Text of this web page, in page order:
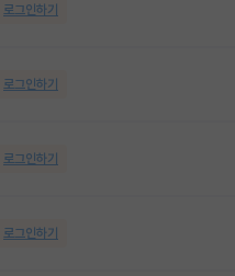
로그인하기
로그인하기
로그인하기
로그인하기